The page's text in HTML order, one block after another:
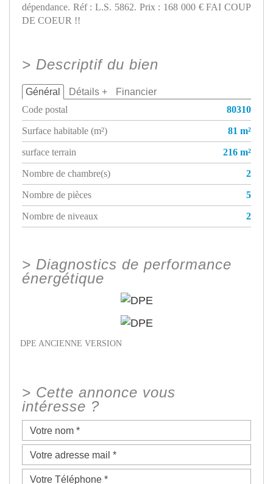
dépendance. Réf : L.S. 5862. Prix : 168 000 € FAI COUP
DE COEUR !!
> Descriptif du bien
Général Détails + Financier
Code postal
80310
Surface habitable (m²)
81 m²
surface terrain
216 m²
Nombre de chambre(s)
2
Nombre de pièces
5
Nombre de niveaux
2
> Diagnostics de performance
énergétique
DPE ANCIENNE VERSION
> Cette annonce vous
intéresse ?